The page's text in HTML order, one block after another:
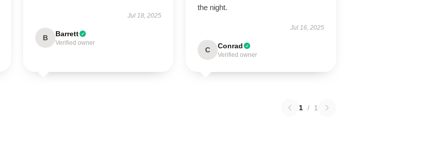
Jul 18, 2025
B Barrett
Verified owner
the night.
Jul 16, 2025
C Conrad
Verified owner
1 / 1